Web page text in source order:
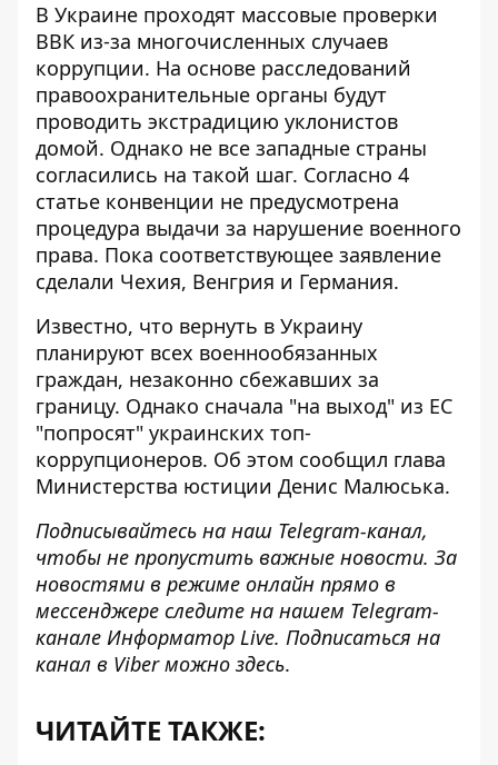
В Украине проходят массовые проверки
ВВК из-за многочисленных случаев
коррупции. На основе расследований
правоохранительные органы будут
проводить экстрадицию уклонистов
домой. Однако не все западные страны
согласились на такой шаг. Согласно 4
статье конвенции не предусмотрена
процедура выдачи за нарушение военного
права. Пока соответствующее заявление
сделали Чехия, Венгрия и Германия.
Известно, что вернуть в Украину
планируют всех военнообязанных
граждан, незаконно сбежавших за
границу. Однако сначала "на выход" из ЕС
"попросят" украинских топ-
коррупционеров. Об этом сообщил глава
Министерства юстиции Денис Малюська.
Подписывайтесь на наш Telegram-канал,
чтобы не пропустить важные новости. За
новостями в режиме онлайн прямо в
мессенджере следите на нашем Telegram-
канале Информатор Live. Подписаться на
канал в Viber можно здесь.
ЧИТАЙТЕ ТАКЖЕ: